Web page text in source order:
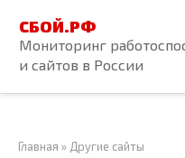
контенту
СБОЙ.РФ
Мониторинг
и сайтов в России
Главная » Другие сайты